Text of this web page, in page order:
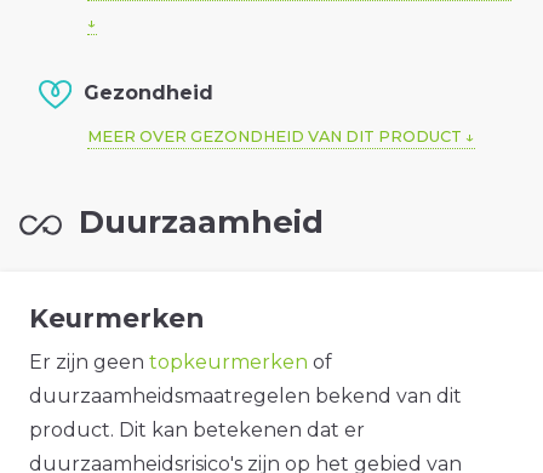
Gezondheid
MEER OVER GEZONDHEID VAN DIT PRODUCT
Duurzaamheid
Keurmerken
Er zijn geen topkeurmerken of
duurzaamheidsmaatregelen bekend van dit
product. Dit kan betekenen dat er
duurzaamheidsrisico's zijn op het gebied van